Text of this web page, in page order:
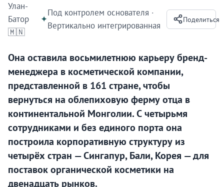
Улан-
Батор
🇲🇳
✦
Под контролем основателя ·
Вертикально интегрированная
Поделиться
Она оставила восьмилетнюю карьеру бренд-
менеджера в косметической компании,
представленной в 161 стране, чтобы
вернуться на облепиховую ферму отца в
континентальной Монголии. С четырьмя
сотрудниками и без единого порта она
построила корпоративную структуру из
четырёх стран — Сингапур, Бали, Корея — для
поставок органической косметики на
двенадцать рынков.